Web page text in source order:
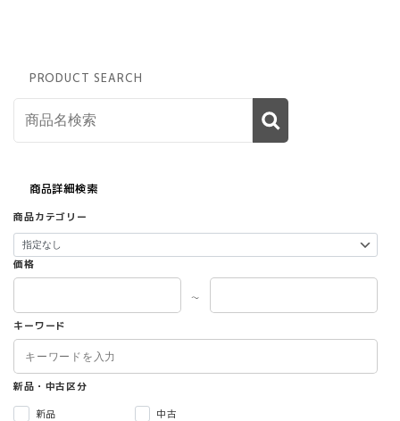
PRODUCT SEARCH
商品詳細検索
商品カテゴリー
価格
～
キーワード
新品・中古区分
新品
中古